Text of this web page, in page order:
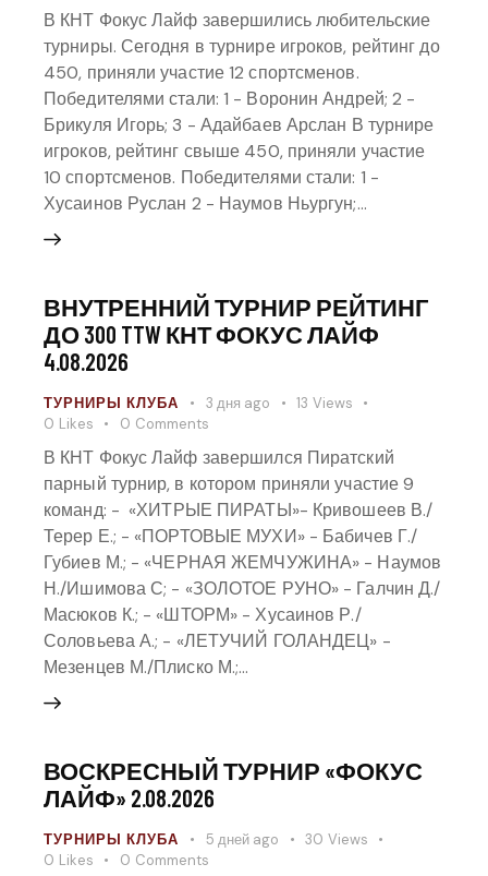
В КНТ Фокус Лайф завершились любительские
турниры. Сегодня в турнире игроков, рейтинг до
450, приняли участие 12 спортсменов.
Победителями стали: 1 - Воронин Андрей; 2 -
Брикуля Игорь; 3 - Адайбаев Арслан В турнире
игроков, рейтинг свыше 450, приняли участие
10 спортсменов. Победителями стали: 1 -
Хусаинов Руслан 2 - Наумов Ньургун;…
ВНУТРЕННИЙ ТУРНИР РЕЙТИНГ
ДО 300 TTW КНТ ФОКУС ЛАЙФ
4.08.2026
ТУРНИРЫ КЛУБА 3 дня ago 13 Views
0 Likes 0 Comments
В КНТ Фокус Лайф завершился Пиратский
парный турнир, в котором приняли участие 9
команд: - ⁠ «ХИТРЫЕ ПИРАТЫ»- Кривошеев В./
Терер Е.; - «ПОРТОВЫЕ МУХИ» - Бабичев Г./
Губиев М.; - «ЧЕРНАЯ ЖЕМЧУЖИНА» - Наумов
Н./Ишимова С; - «ЗОЛОТОЕ РУНО» - Галчин Д./
Масюков К.; - «ШТОРМ» - Хусаинов Р./
Соловьева А.; - «ЛЕТУЧИЙ ГОЛАНДЕЦ» -
Мезенцев М./Плиско М.;…
ВОСКРЕСНЫЙ ТУРНИР «ФОКУС
ЛАЙФ» 2.08.2026
ТУРНИРЫ КЛУБА 5 дней ago 30 Views
0 Likes 0 Comments